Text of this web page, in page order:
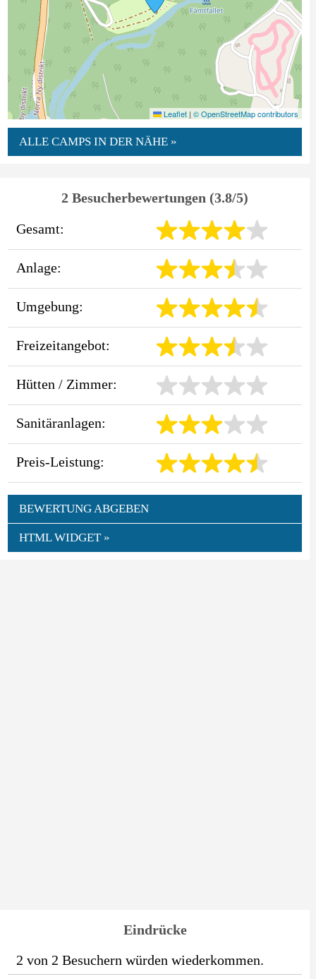
Leaflet | © OpenStreetMap contributors
ALLE CAMPS IN DER NÄHE »
2 Besucherbewertungen (3.8/5)
Gesamt:
Anlage:
Umgebung:
Freizeitangebot:
Hütten / Zimmer:
Sanitäranlagen:
Preis-Leistung:
BEWERTUNG ABGEBEN
HTML WIDGET »
Eindrücke
2 von 2 Besuchern würden wiederkommen.